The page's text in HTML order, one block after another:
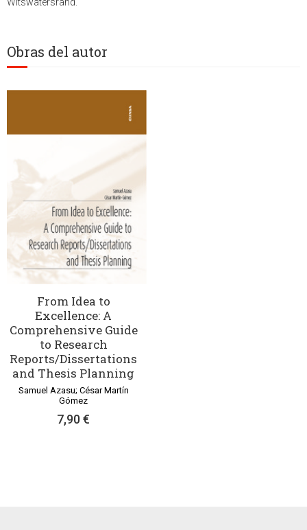
Obras del autor
From Idea to
Excellence: A
Comprehensive Guide
to Research
Reports/Dissertations
and Thesis Planning
Samuel Azasu; César Martín
Gómez
7,90 €